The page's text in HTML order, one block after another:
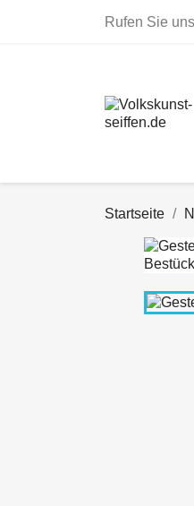
Rufen Sie
Startseite